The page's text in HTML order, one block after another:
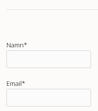
Namn*
Email*